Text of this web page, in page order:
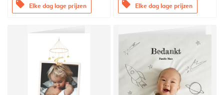
offers Elke dag lage prijzen offers Elke dag lage prijzen